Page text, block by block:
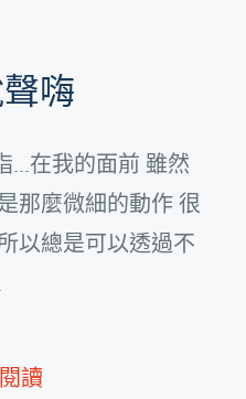
嗨
...在我的面前 雖然
那麼微細的動作 很
以總是可以透過不
讀